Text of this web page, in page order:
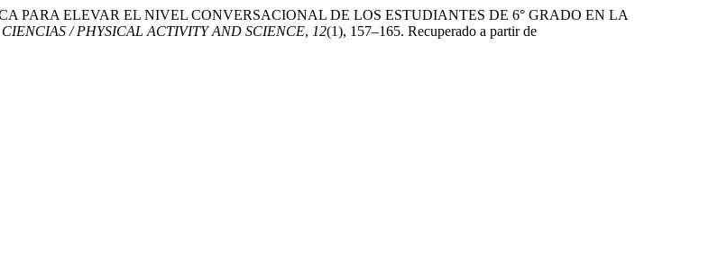
PARA ELEVAR EL NIVEL CONVERSACIONAL DE LOS ESTUDIANTES DE 6° GRADO EN LA
/ PHYSICAL ACTIVITY AND SCIENCE, 12(1), 157–165. Recuperado a partir de